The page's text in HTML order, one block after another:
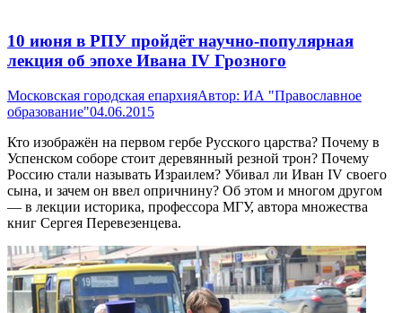
10 июня в РПУ пройдёт научно-популярная
лекция об эпохе Ивана IV Грозного
Московская городская епархияАвтор: ИА "Православное
образование"04.06.2015
Кто изображён на первом гербе Русского царства? Почему в
Успенском соборе стоит деревянный резной трон? Почему
Россию стали называть Израилем? Убивал ли Иван IV своего
сына, и зачем он ввел опричнину? Об этом и многом другом
— в лекции историка, профессора МГУ, автора множества
книг Сергея Перевезенцева.